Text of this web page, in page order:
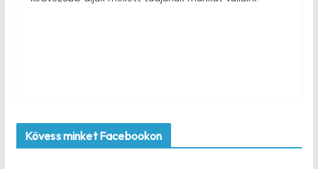
Kövess minket Facebookon